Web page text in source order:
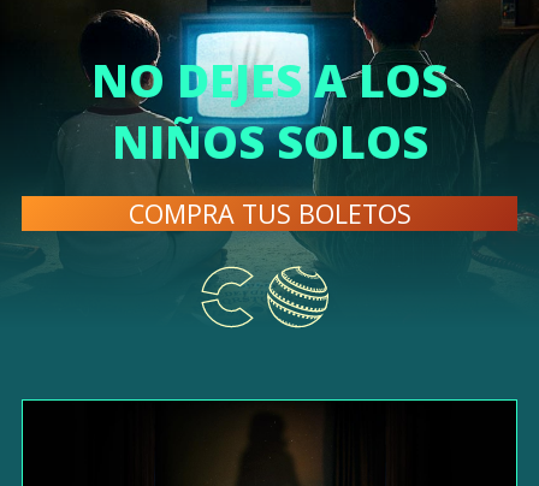
NO DEJES A LOS
NIÑOS SOLOS
COMPRA TUS BOLETOS